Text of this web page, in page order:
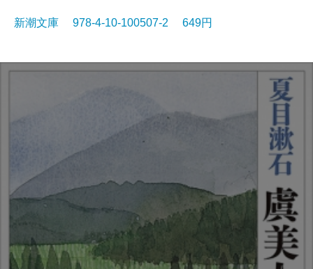
新潮文庫 978-4-10-100507-2 649円